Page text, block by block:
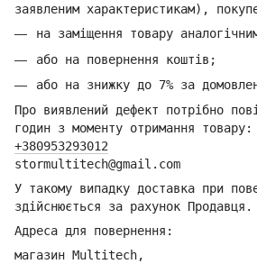
заявленим характеристикам),
на заміщення товару
або на повернення коштів;
або на знижку до 7% за
Про виявлений дефект потрібно
годин з моменту отримання товару:
+380953293012
stormultitech@gmail.com
У такому випадку доставка при
здійснюється за рахунок Продавця.
Адреса для повернення:
магазин Multitech,